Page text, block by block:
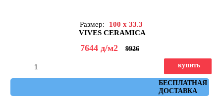
Размер:
100 x 33.3
VIVES CERAMICA
7644 д/м2 9926
БЕСПЛАТНАЯ
ДОСТАВКА
купить